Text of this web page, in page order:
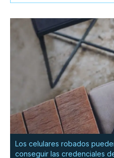
Los celulares robados
conseguir las credenciales